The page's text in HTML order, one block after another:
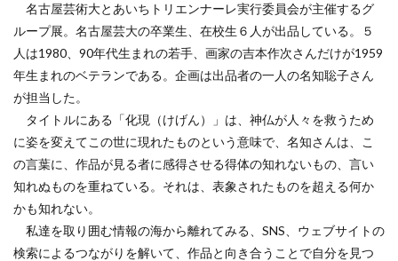
名古屋芸術大とあいちトリエンナーレ実行委員会が主催するグ
ループ展。名古屋芸大の卒業生、在校生６人が出品している。５
人は1980、90年代生まれの若手、画家の吉本作次さんだけが1959
年生まれのベテランである。企画は出品者の一人の名知聡子さん
が担当した。
タイトルにある「化現（けげん）」は、神仏が人々を救うため
に姿を変えてこの世に現れたものという意味で、名知さんは、こ
の言葉に、作品が見る者に感得させる得体の知れないもの、言い
知れぬものを重ねている。それは、表象されたものを超える何か
かも知れない。
私達を取り囲む情報の海から離れてみる、SNS、ウェブサイトの
検索によるつながりを解いて、作品と向き合うことで自分を見つ